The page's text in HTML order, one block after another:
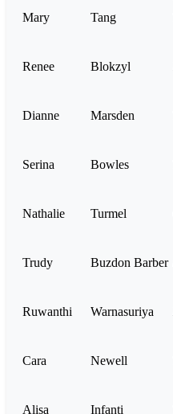
Mary Tang
Renee Blokzyl
Dianne Marsden
Serina Bowles
Nathalie Turmel
Trudy Buzdon Barber
Ruwanthi Warnasuriya
Cara Newell
Alisa Infanti